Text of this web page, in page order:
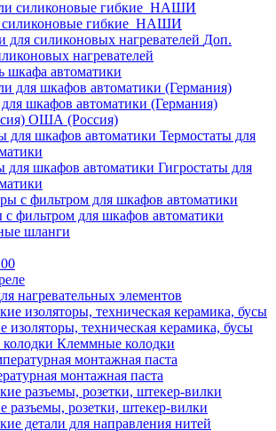
силиконовые гибкие_НАШИ
Доп.
нагревателей
шкафа автоматики
шкафов автоматики (Германия)
ОША (Россия)
Термостаты для
Гигростаты для
с фильтром для шкафов автоматики
шланги
нагревательных элементов
изоляторы, техническая керамика, бусы
Клеммные колодки
монтажная паста
разъемы, розетки, штекер-вилки